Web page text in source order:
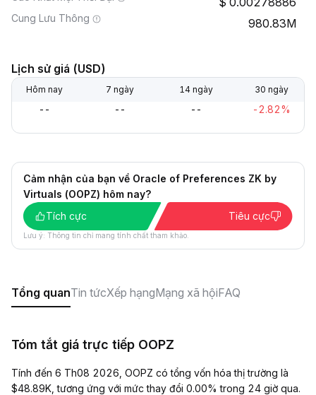
Cung Lưu Thông 980.83M
Lịch sử giá (USD)
Hôm nay 7 ngày 14 ngày 30 ngày
-- -- -- -2.82%
Cảm nhận của bạn về Oracle of Preferences ZK by
Virtuals (OOPZ) hôm nay?
Tích cực
Tiêu cực
Lưu ý: Thông tin chỉ mang tính chất tham khảo.
Tổng quanTin tứcXếp hạngMạng xã hộiFAQ
Tóm tắt giá trực tiếp OOPZ
Tính đến 6 Th08 2026, OOPZ có tổng vốn hóa thị trường là
$48.89K, tương ứng với mức thay đổi 0.00% trong 24 giờ qua.